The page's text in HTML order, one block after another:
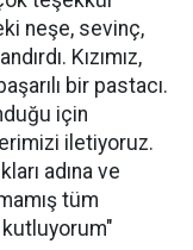
neşe, sevinç,
Kızımız,
bir pastacı.
için
iletiyoruz.
adına ve
tüm